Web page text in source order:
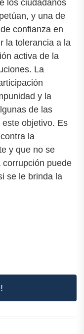
los ciudadanos
y una de
confianza en
la tolerancia a la
activa de la
La
y la
de las
objetivo. Es
la
y que no se
puede
se le brinda la